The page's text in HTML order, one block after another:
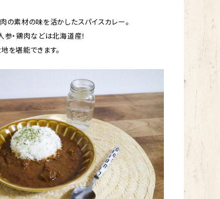
の素材の味を活かしたスパイスカレー。
参・鶏肉などは北海道産！
を堪能できます。